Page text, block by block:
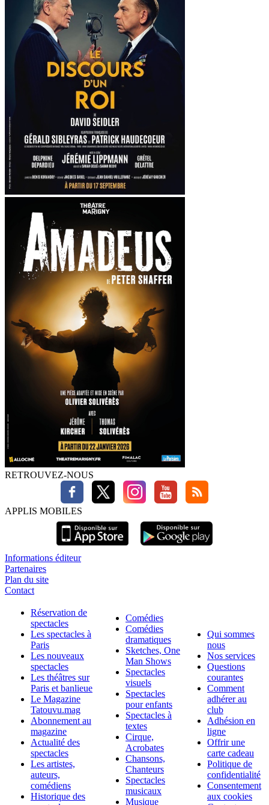
RETROUVEZ-NOUS
APPLIS MOBILES
Informations éditeur
Partenaires
Plan du site
Contact
Réservation de
spectacles
Les spectacles à
Paris
Les nouveaux
spectacles
Les théâtres sur
Paris et banlieue
Le Magazine
Tatouvu.mag
Abonnement au
magazine
Actualité des
spectacles
Les artistes,
auteurs,
comédiens
Historique des
Comédies
Comédies
dramatiques
Sketches, One
Man Shows
Spectacles
visuels
Spectacles
pour enfants
Spectacles à
textes
Cirque,
Acrobates
Chansons,
Chanteurs
Spectacles
musicaux
Musique
Qui sommes
nous
Nos services
Questions
courantes
Comment
adhérer au
club
Adhésion en
ligne
Offrir une
carte cadeau
Politique de
confidentialité
Consentement
aux cookies